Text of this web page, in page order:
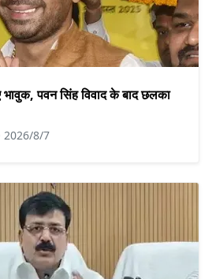
भावुक, पवन सिंह विवाद के बाद छलका
2026/8/7